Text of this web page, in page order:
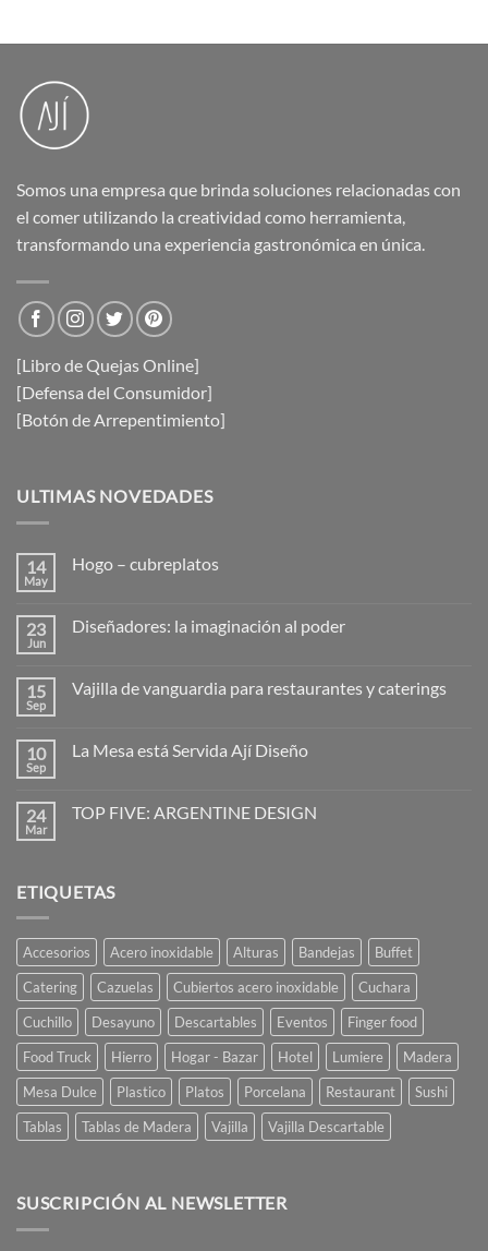
Somos una empresa que brinda soluciones relacionadas con
el comer utilizando la creatividad como herramienta,
transformando una experiencia gastronómica en única.
[Libro de Quejas Online]
[Defensa del Consumidor]
[Botón de Arrepentimiento]
ULTIMAS NOVEDADES
14
May
Hogo – cubreplatos
en
23
Jun
Diseñadores: la imaginación al poder
en
al
poder
15
Sep
Vajilla de vanguardia para restaurantes y caterings
en
para
restaurantes
10
Sep
La Mesa está Servida Ají Diseño
en
Ají
Diseño
24
Mar
TOP FIVE: ARGENTINE DESIGN
TOP
ETIQUETAS
Accesorios Acero inoxidable Alturas Bandejas
Buffet
Catering
Cazuelas Cubiertos acero inoxidable
Cuchara
Cuchillo
Desayuno Descartables Eventos
Finger food
Food Truck
Hierro Hogar - Bazar Hotel Lumiere
Madera
Mesa Dulce
Plastico Platos Porcelana Restaurant
Sushi
Tablas
Tablas de Madera Vajilla Vajilla Descartable
SUSCRIPCIÓN AL NEWSLETTER